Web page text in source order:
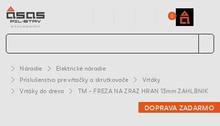
0
Náradie
Elektrické náradie
Príslušenstvo pre vŕtačky a skrutkovače
Vrtáky
Vrtáky do dreva
TM - FREZA NA ZRAZ HRAN 13mm ZAHLBNIK
DOPRAVA ZADARMO